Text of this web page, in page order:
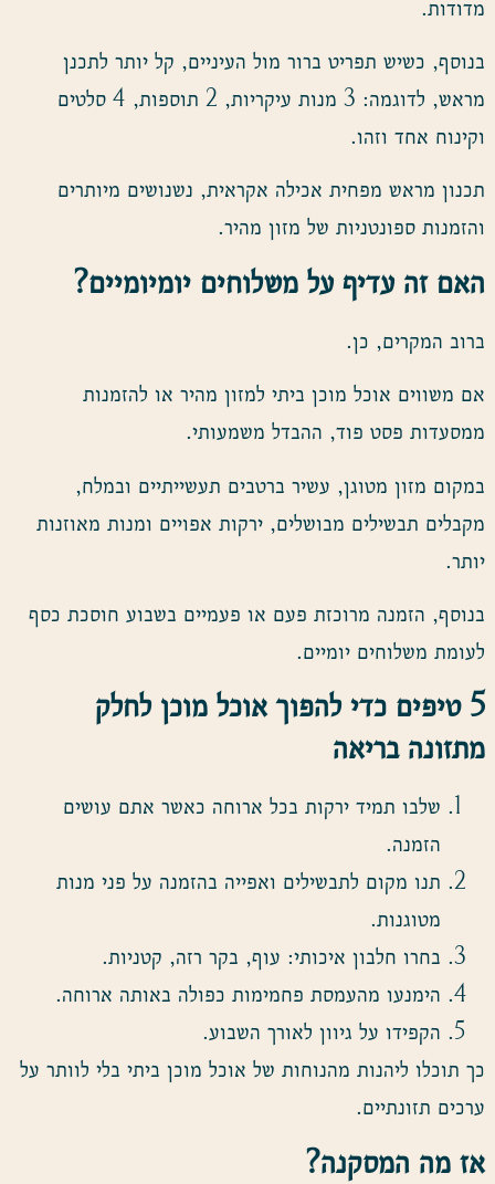
מדודות.
בנוסף, כשיש תפריט ברור מול העיניים, קל יותר לתכנן
מראש, לדוגמה: 3 מנות עיקריות, 2 תוספות, 4 סלטים
וקינוח אחד וזהו.
תכנון מראש מפחית אכילה אקראית, נשנושים מיותרים
והזמנות ספונטניות של מזון מהיר.
האם זה עדיף על משלוחים יומיומיים?
ברוב המקרים, כן.
אם משווים אוכל מוכן ביתי למזון מהיר או להזמנות
ממסעדות פסט פוד, ההבדל משמעותי.
במקום מזון מטוגן, עשיר ברטבים תעשייתיים ובמלח,
מקבלים תבשילים מבושלים, ירקות אפויים ומנות מאוזנות
יותר.
בנוסף, הזמנה מרוכזת פעם או פעמיים בשבוע חוסכת כסף
לעומת משלוחים יומיים.
5טיפים כדי להפוך אוכל מוכן לחלק
מתזונה בריאה
שלבו תמיד ירקות בכל ארוחה כאשר אתם עושים
הזמנה.
תנו מקום לתבשילים ואפייה בהזמנה על פני מנות
מטוגנות.
בחרו חלבון איכותי: עוף, בקר רזה, קטניות.
הימנעו מהעמסת פחמימות כפולה באותה ארוחה.
הקפידו על גיוון לאורך השבוע.
כך תוכלו ליהנות מהנוחות של אוכל מוכן ביתי בלי לוותר על
ערכים תזונתיים.
אז מה המסקנה?